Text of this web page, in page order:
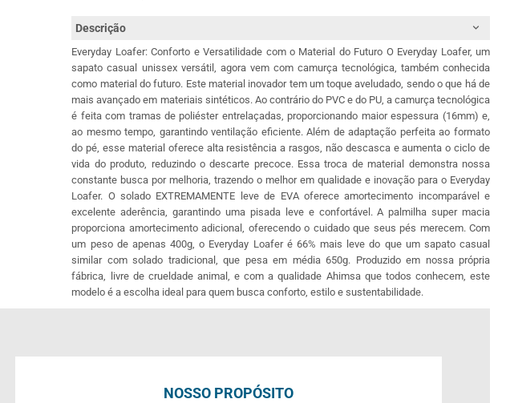
Descrição
Everyday Loafer: Conforto e Versatilidade com o Material do Futuro O Everyday Loafer, um
sapato casual unissex versátil, agora vem com camurça tecnológica, também conhecida
como material do futuro. Este material inovador tem um toque aveludado, sendo o que há de
mais avançado em materiais sintéticos. Ao contrário do PVC e do PU, a camurça tecnológica
é feita com tramas de poliéster entrelaçadas, proporcionando maior espessura (16mm) e,
ao mesmo tempo, garantindo ventilação eficiente. Além de adaptação perfeita ao formato
do pé, esse material oferece alta resistência a rasgos, não descasca e aumenta o ciclo de
vida do produto, reduzindo o descarte precoce. Essa troca de material demonstra nossa
constante busca por melhoria, trazendo o melhor em qualidade e inovação para o Everyday
Loafer. O solado EXTREMAMENTE leve de EVA oferece amortecimento incomparável e
excelente aderência, garantindo uma pisada leve e confortável. A palmilha super macia
proporciona amortecimento adicional, oferecendo o cuidado que seus pés merecem. Com
um peso de apenas 400g, o Everyday Loafer é 66% mais leve do que um sapato casual
similar com solado tradicional, que pesa em média 650g. Produzido em nossa própria
fábrica, livre de crueldade animal, e com a qualidade Ahimsa que todos conhecem, este
modelo é a escolha ideal para quem busca conforto, estilo e sustentabilidade.
NOSSO PROPÓSITO